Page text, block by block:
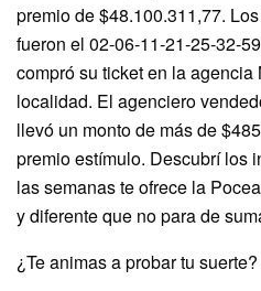
premio de $48.100.311,77.
fueron el 02-06-11-21-25-32-
compró su ticket en la agencia
localidad. El agenciero
llevó un monto de más de
premio estímulo. Descubrí los
las semanas te ofrece la
y diferente que no para de
¿Te animas a probar tu suerte?